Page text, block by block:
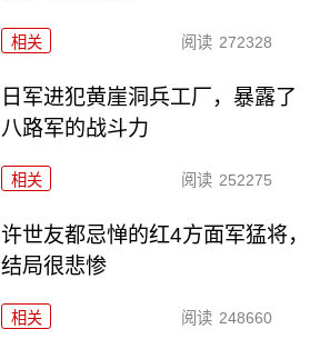
相关 阅读 272328
日军进犯黄崖洞兵工厂，暴露了
八路军的战斗力
相关 阅读 252275
许世友都忌惮的红4方面军猛将，
结局很悲惨
相关 阅读 248660